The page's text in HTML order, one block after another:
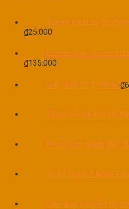
Tua vít đầu bẹp
₫25.000
Kìm mỏ quạ 12 inch
₫135.000
GHẾ RỬA XE 2 TẦNG ₫
Thanh nối dài 1/4 dài
Phòng sơn nhanh Việt
Tủ Đồ Nghề 7 Ngăn
Cầu nâng 1 trụ Ấn Độ